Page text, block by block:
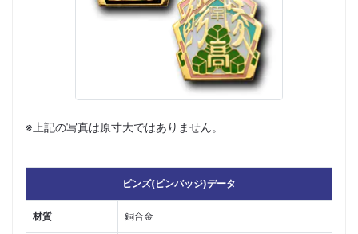
※上記の写真は原寸大ではありません。
ピンズ(ピンバッジ)データ
材質 銅合金